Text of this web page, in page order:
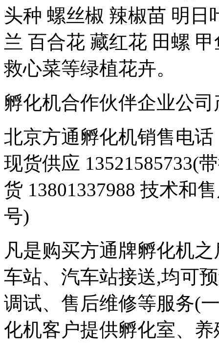
头种 螺丝椒 辣椒苗 明日
兰 百合花 藏红花 田螺
救心菜等绿植花卉。
孵化机合作伙伴企业公
北京方通孵化机销售电话
现货供应 13521585733(
货 13801337988 技术和
号)
凡是购买方通牌孵化机
车站、汽车站接送,均可
调试、售后维修等服务(
化机客户提供孵化室、